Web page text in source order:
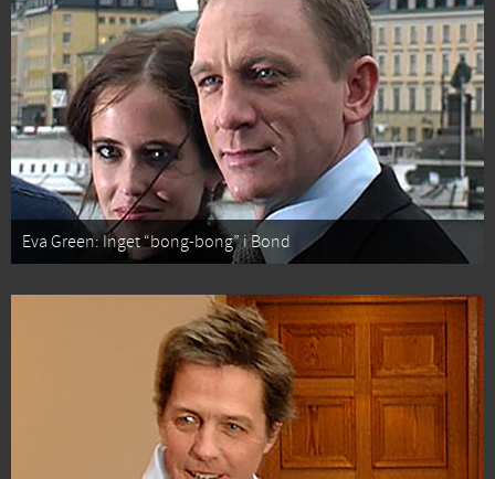
Eva Green: Inget “bong-bong” i Bond